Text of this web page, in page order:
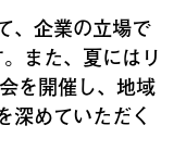
、企業の立場で
また、夏にはリ
を開催し、地域
深めていただく